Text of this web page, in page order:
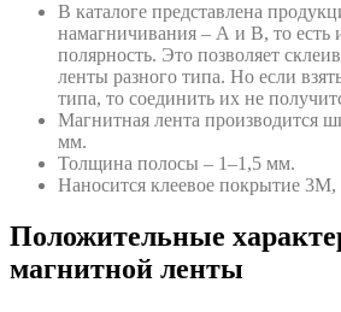
В каталоге представлена
намагничивания – А и В, то есть
полярность. Это позволяет
ленты разного типа. Но если
типа, то соединить их не
Магнитная лента производится
мм.
Толщина полосы – 1–1,5 мм.
Наносится клеевое покрытие 3М,
Положительные
магнитной ленты